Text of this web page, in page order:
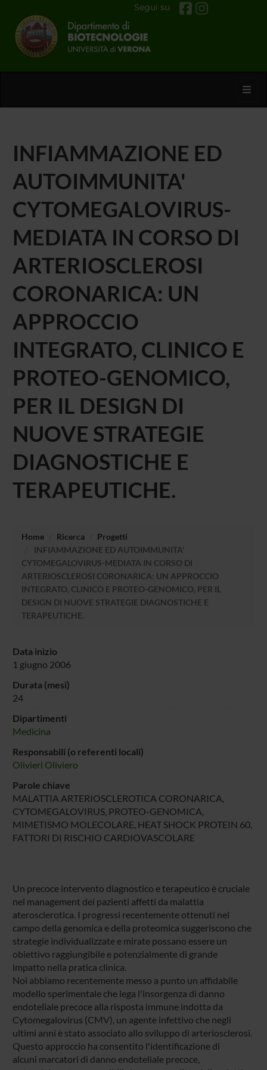
Segui su
INFIAMMAZIONE ED
AUTOIMMUNITA'
CYTOMEGALOVIRUS-
MEDIATA IN CORSO DI
ARTERIOSCLEROSI
CORONARICA: UN
APPROCCIO
INTEGRATO, CLINICO E
PROTEO-GENOMICO,
PER IL DESIGN DI
NUOVE STRATEGIE
DIAGNOSTICHE E
TERAPEUTICHE.
Home Ricerca
Progetti
INFIAMMAZIONE ED AUTOIMMUNITA'
CYTOMEGALOVIRUS-MEDIATA IN CORSO DI
ARTERIOSCLEROSI CORONARICA: UN APPROCCIO
INTEGRATO, CLINICO E PROTEO-GENOMICO, PER IL
DESIGN DI NUOVE STRATEGIE DIAGNOSTICHE E
TERAPEUTICHE.
Data inizio
1 giugno 2006
Durata (mesi)
24
Dipartimenti
Medicina
Responsabili (o referenti locali)
Olivieri Oliviero
Parole chiave
MALATTIA ARTERIOSCLEROTICA CORONARICA,
CYTOMEGALOVIRUS, PROTEO-GENOMICA,
MIMETISMO MOLECOLARE, HEAT SHOCK PROTEIN 60,
FATTORI DI RISCHIO CARDIOVASCOLARE
Un precoce intervento diagnostico e terapeutico è cruciale
nel management dei pazienti affetti da malattia
aterosclerotica. I progressi recentemente ottenuti nel
campo della genomica e della proteomica suggeriscono che
strategie individualizzate e mirate possano essere un
obiettivo raggiungibile e potenzialmente di grande
impatto nella pratica clinica.
Noi abbiamo recentemente messo a punto un affidabile
modello sperimentale che lega l'insorgenza di danno
endoteliale precoce alla risposta immune indotta da
Cytomegalovirus (CMV), un agente infettivo che negli
ultimi anni è stato associato allo sviluppo di arteriosclerosi.
Questo approccio ha consentito l'identificazione di
alcuni marcatori di danno endoteliale precoce,